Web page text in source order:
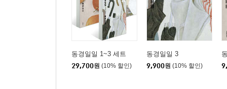
동경일일 1~3 세트
29,700원 (10% 할인)
동경일일 3
9,900원 (10% 할인)